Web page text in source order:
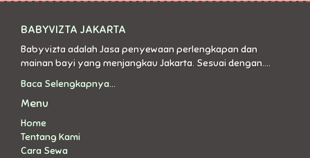
BABYVIZTA JAKARTA
Babyvizta adalah Jasa penyewaan perlengkapan dan
mainan bayi yang menjangkau Jakarta. Sesuai dengan....
Baca Selengkapnya...
Menu
Home
Tentang Kami
Cara Sewa